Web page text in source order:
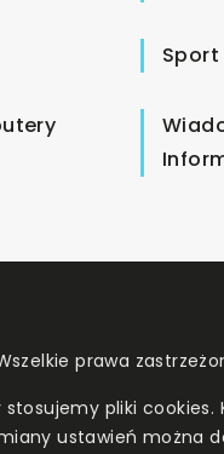
Sport
prawa
pliki
ustawień można